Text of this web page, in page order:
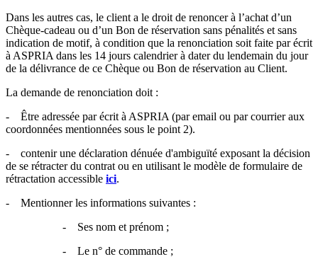
Dans les autres cas, le client a le droit de renoncer à l’achat d’un
Chèque-cadeau ou d’un Bon de réservation sans pénalités et sans
indication de motif, à condition que la renonciation soit faite par écrit
à ASPRIA dans les 14 jours calendrier à dater du lendemain du jour
de la délivrance de ce Chèque ou Bon de réservation au Client.
La demande de renonciation doit :
- Être adressée par écrit à ASPRIA (par email ou par courrier aux
coordonnées mentionnées sous le point 2).
- contenir une déclaration dénuée d'ambiguïté exposant la décision
de se rétracter du contrat ou en utilisant le modèle de formulaire de
rétractation accessible ici.
- Mentionner les informations suivantes :
- Ses nom et prénom ;
- Le n° de commande ;